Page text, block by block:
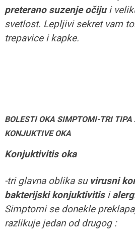
preterano suzenje očijui
svetlost. Lepljivi sekret vam
trepavice i kapke.
BOLESTI OKA SIMPTOMI-TRI
KONJUKTIVE OKA
Konjuktivitis oka
-tri glavna oblika su virusni
bakterijski konjuktivitisi
Simptomi se donekle
razlikuje jedan od drugog :